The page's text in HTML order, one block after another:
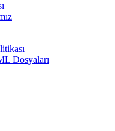
Dosyaları